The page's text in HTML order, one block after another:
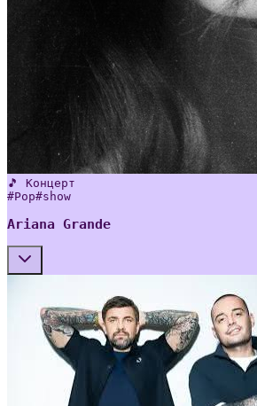
🎵 Концерт
#Pop#show
Ariana Grande